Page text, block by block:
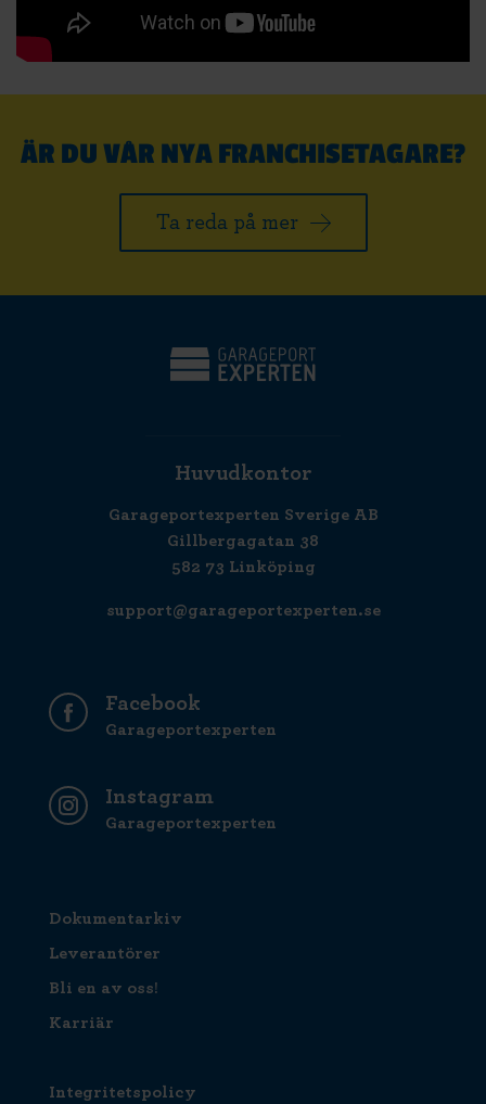
ÄR DU VÅR NYA FRANCHISETAGARE?
Ta reda på mer
Huvudkontor
Garageportexperten Sverige AB
Gillbergagatan 38
582 73 Linköping
support@garageportexperten.se
Facebook
Garageportexperten
Instagram
Garageportexperten
Dokumentarkiv
Leverantörer
Bli en av oss!
Karriär
Integritetspolicy